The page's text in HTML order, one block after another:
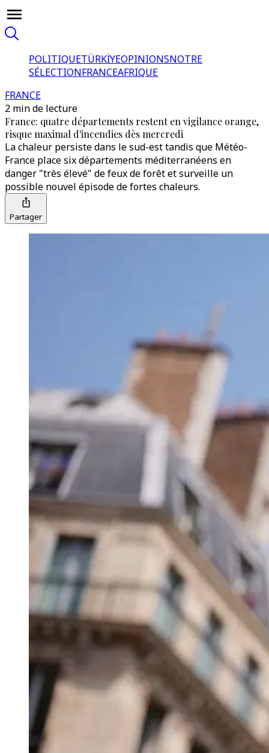
POLITIQUETÜRKİYEOPINIONSNOTRE
SÉLECTIONFRANCEAFRIQUE
FRANCE
2 min de lecture
France: quatre départements restent en vigilance orange,
risque maximal d'incendies dès mercredi
La chaleur persiste dans le sud-est tandis que Météo-
France place six départements méditerranéens en
danger "très élevé" de feux de forêt et surveille un
possible nouvel épisode de fortes chaleurs.
Partager